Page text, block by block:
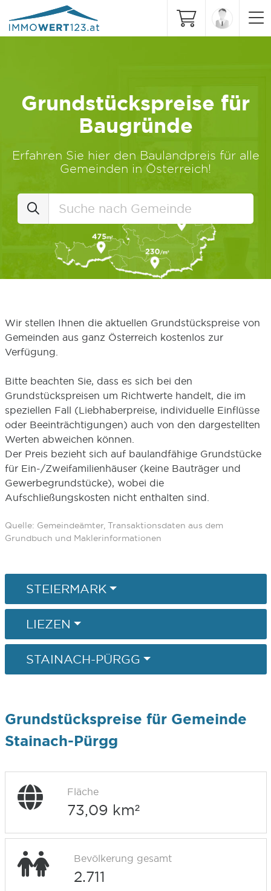
Grundstückspreise für
Baugründe
Erfahren Sie hier den Baulandpreis für alle
Gemeinden in Österreich!
Wir stellen Ihnen die aktuellen Grundstückspreise von
Gemeinden aus ganz Österreich kostenlos zur
Verfügung.
Bitte beachten Sie, dass es sich bei den
Grundstückspreisen um Richtwerte handelt, die im
speziellen Fall (Liebhaberpreise, individuelle Einflüsse
oder Beeinträchtigungen) auch von den dargestellten
Werten abweichen können.
Der Preis bezieht sich auf baulandfähige Grundstücke
für Ein-/Zweifamilienhäuser (keine Bauträger und
Gewerbegrundstücke), wobei die
Aufschließungskosten nicht enthalten sind.
Quelle: Gemeindeämter, Transaktionsdaten aus dem
Grundbuch und Maklerinformationen
STEIERMARK
LIEZEN
STAINACH-PÜRGG
Grundstückspreise für Gemeinde
Stainach-Pürgg
Fläche
73,09 km²
Bevölkerung gesamt
2.711